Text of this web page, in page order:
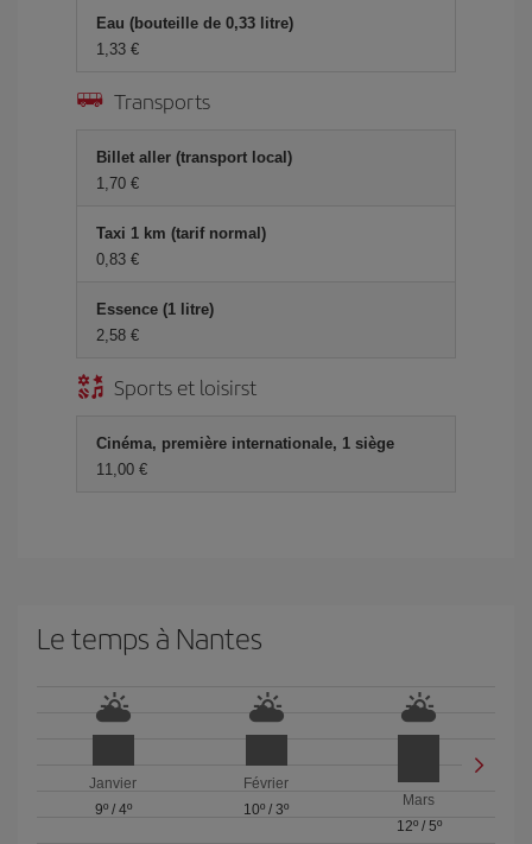
Eau (bouteille de 0,33 litre)
1,33 €
Transports
Billet aller (transport local)
1,70 €
Taxi 1 km (tarif normal)
0,83 €
Essence (1 litre)
2,58 €
Sports et loisirst
Cinéma, première internationale, 1 siège
11,00 €
Le temps à Nantes
Janvier
9º/ 4º
Février
10º / 3º
Mars
12º/ 5º